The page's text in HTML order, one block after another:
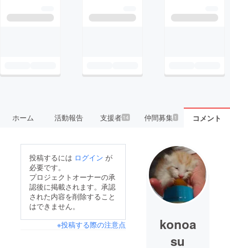
ホーム 活動報告 支援者 14 仲間募集 1 コメント
投稿するには ログイン が
必要です。
プロジェクトオーナーの承
認後に掲載されます。承認
された内容を削除すること
はできません。
※投稿する際の注意点
konoa
su